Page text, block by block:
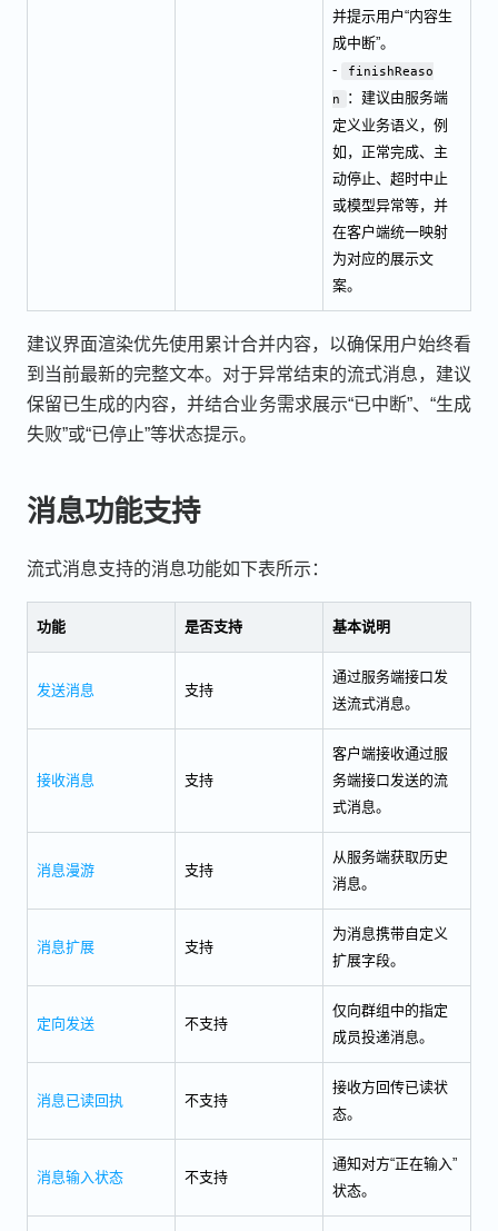
并提示用户“内容生
成中断”。
-
finishReaso
n
：建议由服务端
定义业务语义，例
如，正常完成、主
动停止、超时中止
或模型异常等，并
在客户端统一映射
为对应的展示文
案。
建议界面渲染优先使用累计合并内容，以确保用户始终看
到当前最新的完整文本。对于异常结束的流式消息，建议
保留已生成的内容，并结合业务需求展示“已中断”、“生成
失败”或“已停止”等状态提示。
消息功能支持
流式消息支持的消息功能如下表所示：
功能 是否支持 基本说明
发送消息 支持
通过服务端接口发
送流式消息。
接收消息 支持
客户端接收通过服
务端接口发送的流
式消息。
消息漫游 支持
从服务端获取历史
消息。
消息扩展 支持
为消息携带自定义
扩展字段。
定向发送 不支持
仅向群组中的指定
成员投递消息。
消息已读回执 不支持
接收方回传已读状
态。
消息输入状态 不支持
通知对方“正在输入”
状态。